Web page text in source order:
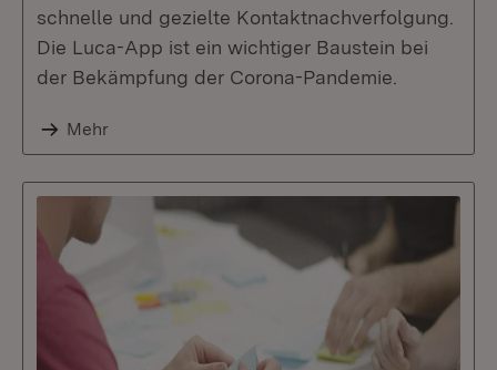
schnelle und gezielte Kontaktnachverfolgung.
Die Luca-App ist ein wichtiger Baustein bei
der Bekämpfung der Corona-Pandemie.
Mehr